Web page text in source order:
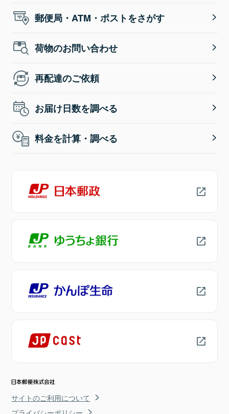
郵便局・ATM・ポストをさがす
荷物のお問い合わせ
再配達のご依頼
お届け日数を調べる
料金を計算・調べる
サイトのご利用について